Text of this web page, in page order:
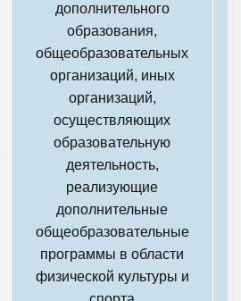
дополнительного
образования,
общеобразовательных
организаций, иных
организаций,
осуществляющих
образовательную
деятельность,
реализующие
дополнительные
общеобразовательные
программы в области
физической культуры и